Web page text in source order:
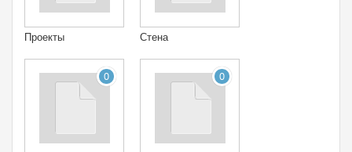
Проекты Стена
0 0